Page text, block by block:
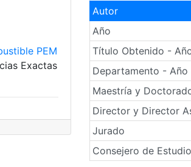
Autor
Año
Título Obtenido -
Departamento - Año
Maestría y
Director y Director
Jurado
Consejero de
PEM
Exactas